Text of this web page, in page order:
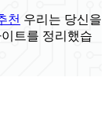
천 우리는 당신을
트를 정리했습